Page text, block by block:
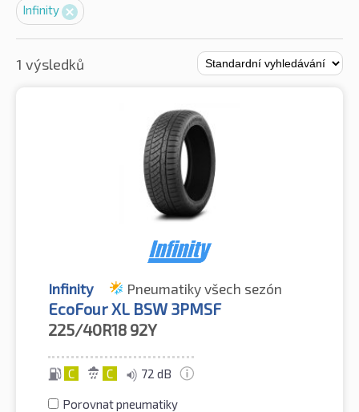
Infinity
1 výsledků
Infinity Pneumatiky všech sezón
EcoFour XL BSW 3PMSF
225/40R18 92Y
C C 72 dB
Porovnat pneumatiky